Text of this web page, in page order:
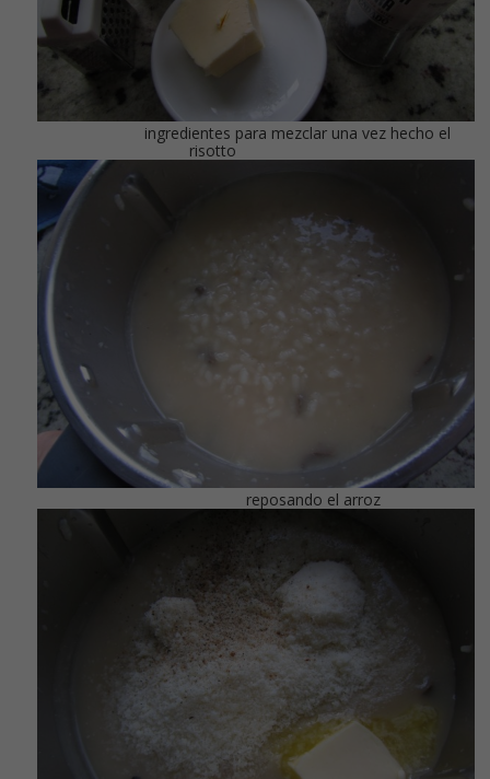
ingredientes para mezclar una vez hecho el
risotto
reposando el arroz